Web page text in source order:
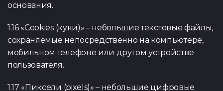
основания.
1.16 «Cookies (куки)» – небольшие текстовые файлы,
сохраняемые непосредственно на компьютере,
мобильном телефоне или другом устройстве
пользователя.
1.17 «Пиксели (pixels)» – небольшие цифровые